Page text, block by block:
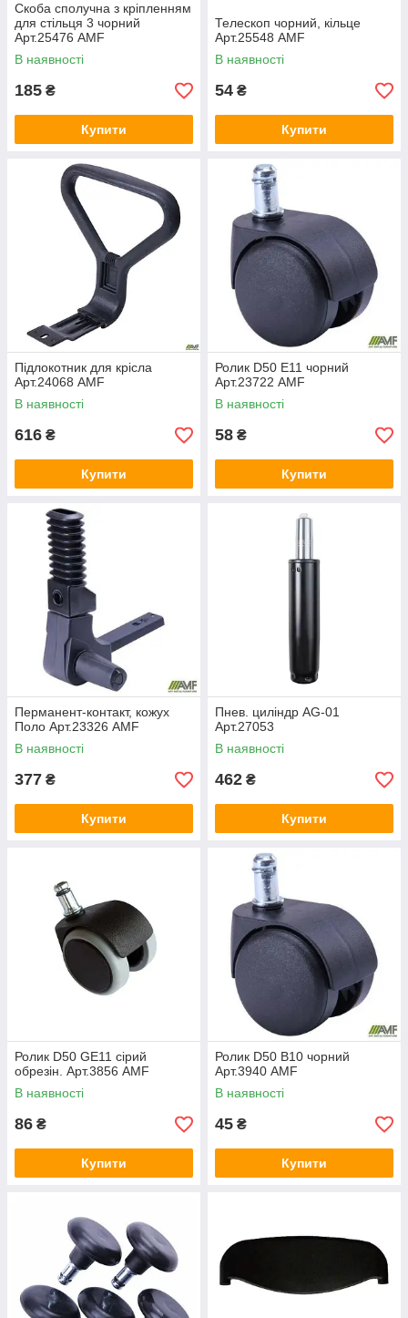
Скоба сполучна з кріпленням
для стільця 3 чорний
Арт.25476 AMF
В наявності
185 ₴
Купити
Телескоп чорний, кільце
Арт.25548 AMF
В наявності
54 ₴
Купити
Підлокотник для крісла
Арт.24068 AMF
В наявності
616 ₴
Купити
Ролик D50 E11 чорний
Арт.23722 AMF
В наявності
58 ₴
Купити
Перманент-контакт, кожух
Поло Арт.23326 AMF
В наявності
377 ₴
Купити
Пнев. циліндр AG-01
Арт.27053
В наявності
462 ₴
Купити
Ролик D50 GE11 сірий
обрезін. Арт.3856 AMF
В наявності
86 ₴
Купити
Ролик D50 В10 чорний
Арт.3940 AMF
В наявності
45 ₴
Купити